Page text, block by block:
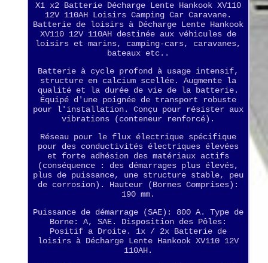
X1 x2 Batterie Décharge Lente Hankook XV110
12V 110AH Loisirs Camping Car Caravane.
Batterie de loisirs à Décharge Lente Hankook
XV110 12V 110AH destinée aux véhicules de
loisirs et marins, camping-cars, caravanes,
bateaux etc..
Batterie à cycle profond à usage intensif,
structure en calcium scellée. Augmente la
qualité et la durée de vie de la batterie.
Équipé d'une poignée de transport robuste
pour l'installation. Conçu pour résister aux
vibrations (conteneur renforcé).
Réseau pour le flux électrique spécifique
pour des conductivités électriques élevées
et forte adhésion des matériaux actifs
(conséquence : des démarrages plus élevés,
plus de puissance, une structure stable, peu
de corrosion). Hauteur (Bornes Comprises):
190 mm.
Puissance de démarrage (SAE): 800 A. Type de
Borne: A, SAE. Disposition des Pôles:
Positif a Droite. 1x / 2x Batterie de
loisirs à Décharge Lente Hankook XV110 12V
110AH.